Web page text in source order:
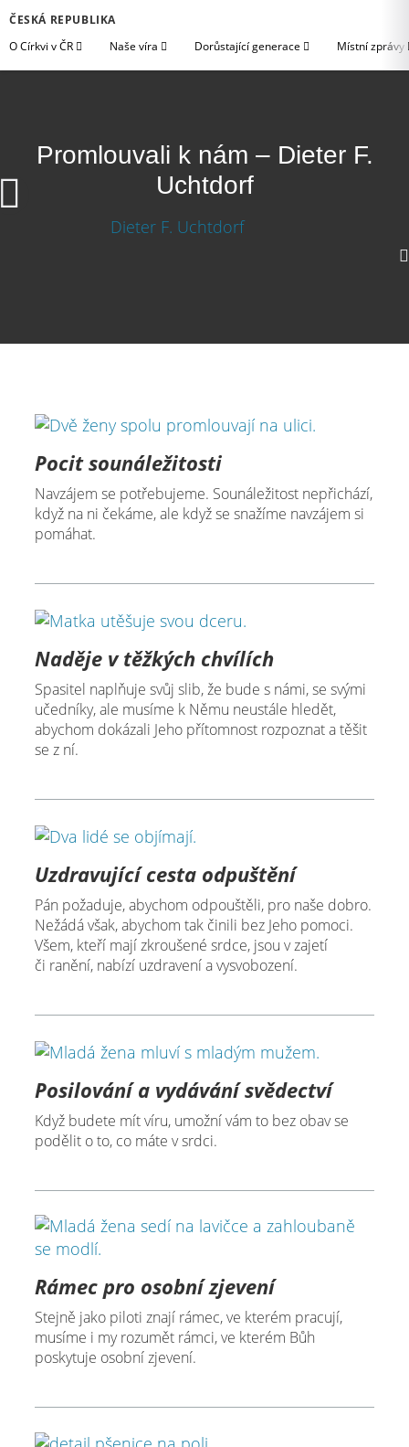
ČESKÁ REPUBLIKA
O Církvi v ČR
Naše víra Dorůstající generace Místní zprávy
Promlouvali k nám – Dieter F.
Uchtdorf
Pocit sounáležitosti
Navzájem se potřebujeme. Sounáležitost nepřichází,
když na ni čekáme, ale když se snažíme navzájem si
pomáhat.
Naděje v těžkých chvílích
Spasitel naplňuje svůj slib, že bude s námi, se svými
učedníky, ale musíme k Němu neustále hledět,
abychom dokázali Jeho přítomnost rozpoznat a těšit
se z ní.
Uzdravující cesta odpuštění
Pán požaduje, abychom odpouštěli, pro naše dobro.
Nežádá však, abychom tak činili bez Jeho pomoci.
Všem, kteří mají zkroušené srdce, jsou v zajetí
či ranění, nabízí uzdravení a vysvobození.
Posilování a vydávání svědectví
Když budete mít víru, umožní vám to bez obav se
podělit o to, co máte v srdci.
Rámec pro osobní zjevení
Stejně jako piloti znají rámec, ve kterém pracují,
musíme i my rozumět rámci, ve kterém Bůh
poskytuje osobní zjevení.